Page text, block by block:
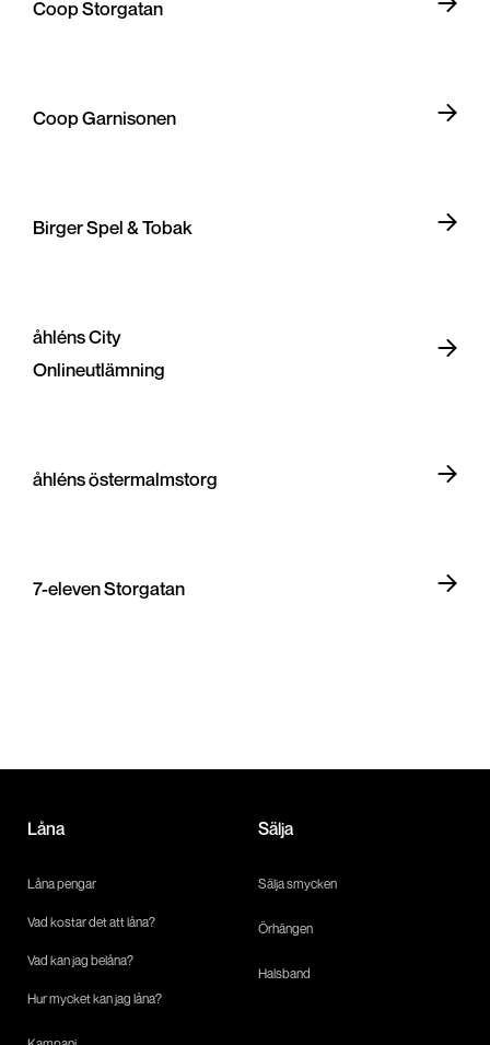
Coop Storgatan
Coop Garnisonen
Birger Spel & Tobak
åhléns City
Onlineutlämning
åhléns östermalmstorg
7-eleven Storgatan
Låna
Låna pengar
Vad kostar det att låna?
Vad kan jag belåna?
Hur mycket kan jag låna?
Sälja
Sälja smycken
Örhängen
Halsband